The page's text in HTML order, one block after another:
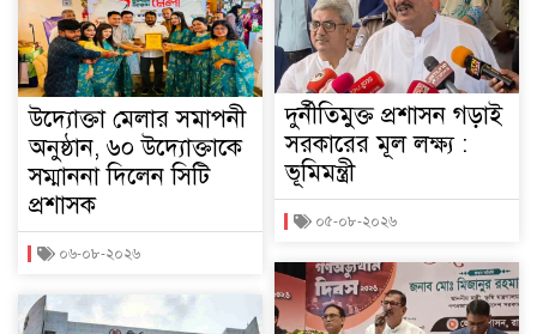
উদ্যোক্তা মেলার সমাপনী
অনুষ্ঠান, ৬০ উদ্যোক্তাকে
সম্মাননা দিলেন সিটি
প্রশাসক
০৬-০৮-২০২৬
দুর্নীতিমুক্ত প্রশাসন গড়াই
সরকারের মূল লক্ষ্য :
ভূমিমন্ত্রী
০৫-০৮-২০২৬